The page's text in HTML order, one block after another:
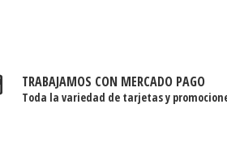
TRABAJAMOS CON MERCADO PAGO
Toda la variedad de tarjetas y